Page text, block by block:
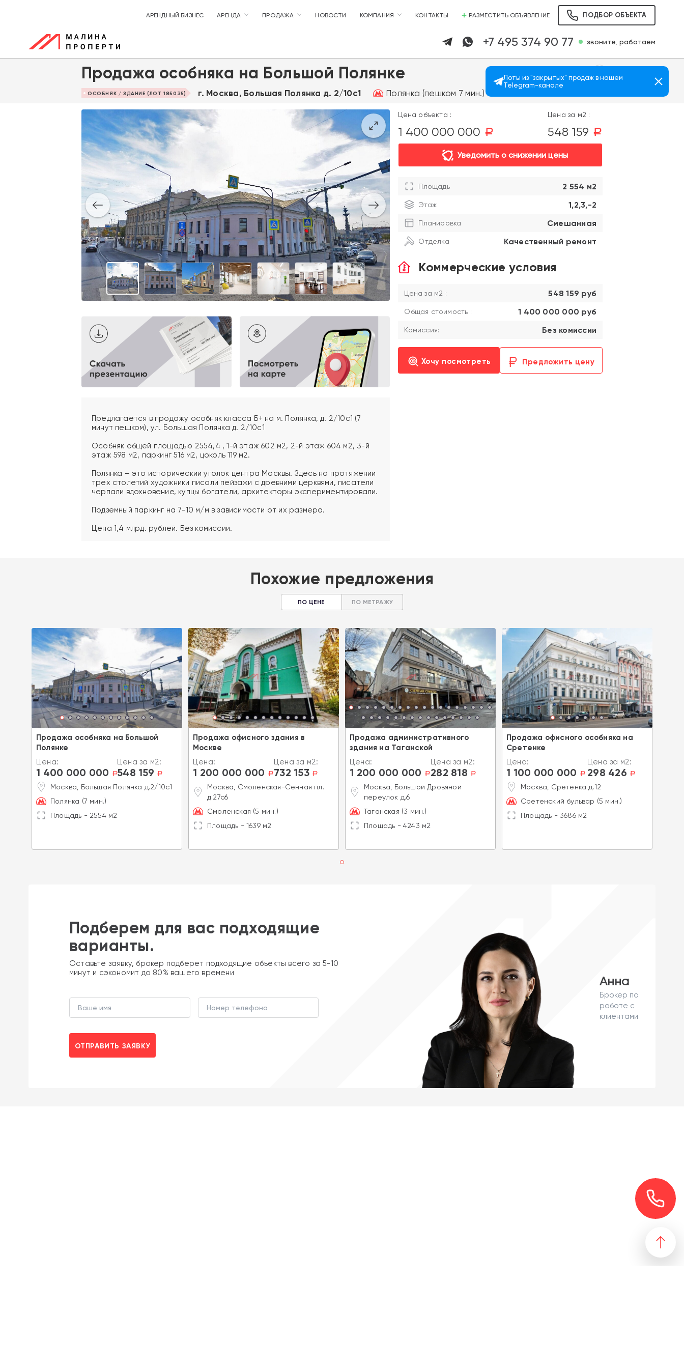
АРЕНДНЫЙ БИЗНЕС АРЕНДА ПРОДАЖА НОВОСТИ КОМПАНИЯ КОНТАКТЫ РАЗМЕСТИТЬ ОБЪЯВЛЕНИЕ ПОДБОР ОБЪЕКТА
+7 495 374 90 77 звоните, работаем
Продажа особняка на Большой Полянке
ОСОБНЯК / ЗДАНИЕ (ЛОТ 185035) г. Москва, Большая Полянка д. 2/10с1 Полянка (пешком 7 мин.)
Предлагается в продажу особняк класса Б+ на м. Полянка, д. 2/10с1 (7
минут пешком), ул. Большая Полянка д. 2/10с1
Особняк общей площадью 2554,4 , 1-й этаж 602 м2, 2-й этаж 604 м2, 3-й
этаж 598 м2, паркинг 516 м2, цоколь 119 м2.
Полянка – это исторический уголок центра Москвы. Здесь на протяжении
трех столетий художники писали пейзажи с древними церквями, писатели
черпали вдохновение, купцы богатели, архитекторы экспериментировали.
Подземный паркинг на 7-10 м/м в зависимости от их размера.
Цена 1,4 млрд. рублей. Без комиссии.
Цена объекта :
1 400 000 000 a
Цена за м2 :
548 159 a
Уведомить о снижении цены
Площадь 2 554 м2
Этаж 1,2,3,-2
Планировка Смешанная
Отделка Качественный ремонт
Коммерческие условия
Цена за м2 : 548 159 руб
Общая стоимость : 1 400 000 000 руб
Комиссия: Без комиссии
Хочу посмотреть Предложить цену
Похожие предложения
ПО ЦЕНЕ ПО МЕТРАЖУ
Продажа особняка на Большой
Полянке
Цена:
1 400 000 000 a
Цена за м2:
548 159 a
Москва, Большая Полянка д.2/10с1
Полянка (7 мин.)
Площадь - 2554 м2
Продажа офисного здания в
Москве
Цена:
1 200 000 000 a
Цена за м2:
732 153 a
Москва, Смоленская-Сенная пл.
д.27с6
Смоленская (5 мин.)
Площадь - 1639 м2
Продажа административного
здания на Таганской
Цена:
1 200 000 000 a
Цена за м2:
282 818 a
Москва, Большой Дровяной
переулок д.6
Таганская (3 мин.)
Площадь - 4243 м2
Продажа офисного особняка на
Сретенке
Цена:
1 100 000 000 a
Цена за м2:
298 426 a
Москва, Сретенка д.12
Сретенский бульвар (5 мин.)
Площадь - 3686 м2
Подберем для вас подходящие
варианты.
Оставьте заявку, брокер подберет подходящие объекты всего за 5-10
минут и сэкономит до 80% вашего времени
ОТПРАВИТЬ ЗАЯВКУ
Анна
Брокер по
работе с
клиентами
Лоты из "закрытых" продаж в нашем
Telegram-канале